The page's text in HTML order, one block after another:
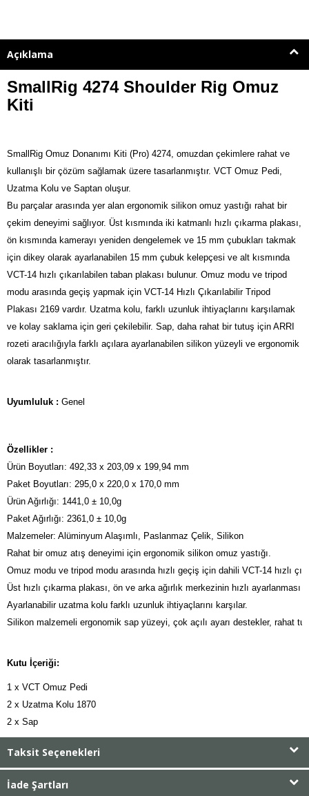
Açıklama
SmallRig 4274 Shoulder Rig Omuz
Kiti
SmallRig Omuz Donanımı Kiti (Pro) 4274, omuzdan çekimlere rahat ve
kullanışlı bir çözüm sağlamak üzere tasarlanmıştır. VCT Omuz Pedi,
Uzatma Kolu ve Saptan oluşur.
Bu parçalar arasında yer alan ergonomik silikon omuz yastığı rahat bir
çekim deneyimi sağlıyor. Üst kısmında iki katmanlı hızlı çıkarma plakası,
ön kısmında kamerayı yeniden dengelemek ve 15 mm çubukları takmak
için dikey olarak ayarlanabilen 15 mm çubuk kelepçesi ve alt kısmında
VCT-14 hızlı çıkarılabilen taban plakası bulunur. Omuz modu ve tripod
modu arasında geçiş yapmak için VCT-14 Hızlı Çıkarılabilir Tripod
Plakası 2169 vardır. Uzatma kolu, farklı uzunluk ihtiyaçlarını karşılamak
ve kolay saklama için geri çekilebilir. Sap, daha rahat bir tutuş için ARRI
rozeti aracılığıyla farklı açılara ayarlanabilen silikon yüzeyli ve ergonomik
olarak tasarlanmıştır.
Uyumluluk : Genel
Özellikler :
Ürün Boyutları: 492,33 x 203,09 x 199,94 mm
Paket Boyutları: 295,0 x 220,0 x 170,0 mm
Ürün Ağırlığı: 1441,0 ± 10,0g
Paket Ağırlığı: 2361,0 ± 10,0g
Malzemeler: Alüminyum Alaşımlı, Paslanmaz Çelik, Silikon
Rahat bir omuz atış deneyimi için ergonomik silikon omuz yastığı.
Omuz modu ve tripod modu arasında hızlı geçiş için dahili VCT-14 hızlı
Üst hızlı çıkarma plakası, ön ve arka ağırlık merkezinin hızlı ayarlanması
Ayarlanabilir uzatma kolu farklı uzunluk ihtiyaçlarını karşılar.
Silikon malzemeli ergonomik sap yüzeyi, çok açılı ayarı destekler, rahat
Kutu İçeriği:
1 x VCT Omuz Pedi
2 x Uzatma Kolu 1870
2 x Sap
Taksit Seçenekleri
İade Şartları